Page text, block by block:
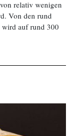
relativ wenigen
Von den rund
auf rund 300